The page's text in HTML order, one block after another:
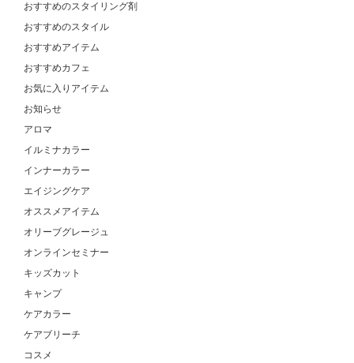
おすすめのスタイリング剤
おすすめのスタイル
おすすめアイテム
おすすめカフェ
お気に入りアイテム
お知らせ
アロマ
イルミナカラー
インナーカラー
エイジングケア
オススメアイテム
オリーブグレージュ
オンラインセミナー
キッズカット
キャンプ
ケアカラー
ケアブリーチ
コスメ